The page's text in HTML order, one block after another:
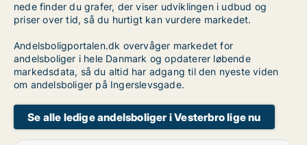
nede finder du grafer, der viser udviklingen i udbud og
priser over tid, så du hurtigt kan vurdere markedet.
Andelsboligportalen.dk overvåger markedet for
andelsboliger i hele Danmark og opdaterer løbende
markedsdata, så du altid har adgang til den nyeste viden
om andelsboliger på Ingerslevsgade.
Se alle ledige andelsboliger i Vesterbro lige nu